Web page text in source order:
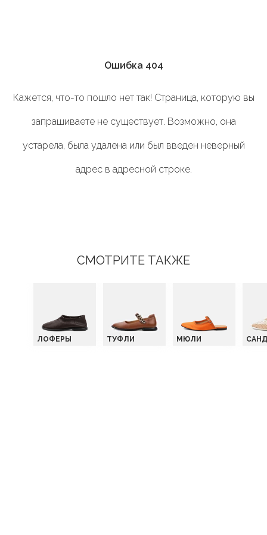
Ошибка 404
Кажется, что-то пошло нет так! Страница, которую вы
запрашиваете не существует. Возможно, она
устарела, была удалена или был введен неверный
адрес в адресной строке.
СМОТРИТЕ ТАКЖЕ
ЛОФЕРЫ МЮЛИ
ТУФЛИ